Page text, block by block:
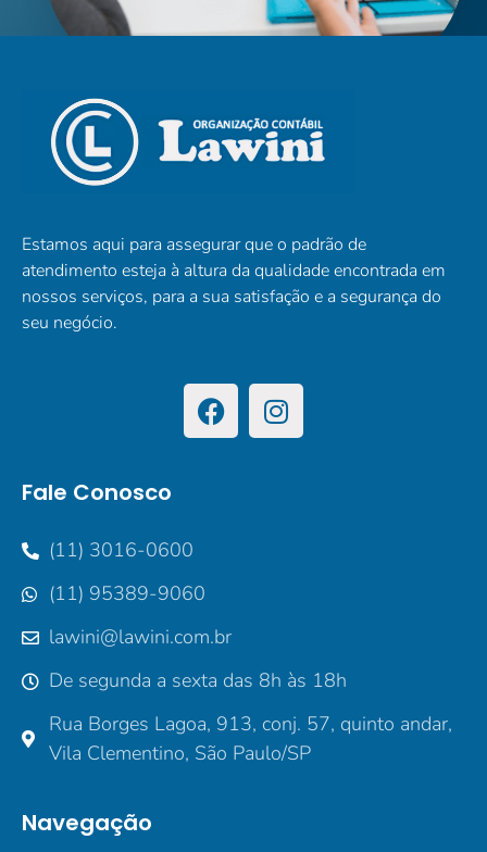
Estamos aqui para assegurar que o padrão de
atendimento esteja à altura da qualidade encontrada em
nossos serviços, para a sua satisfação e a segurança do
seu negócio.
Fale Conosco
(11) 3016-0600
(11) 95389-9060
lawini@lawini.com.br
De segunda a sexta das 8h às 18h
Rua Borges Lagoa, 913, conj. 57, quinto andar,
Vila Clementino, São Paulo/SP
Navegação